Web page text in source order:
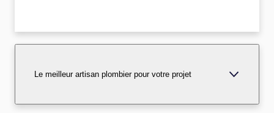
Le meilleur artisan plombier pour votre projet